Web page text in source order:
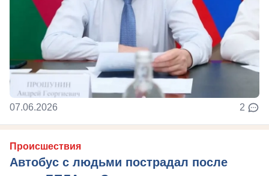
07.06.2026 2
Происшествия
Автобус с людьми пострадал после